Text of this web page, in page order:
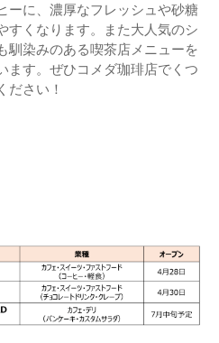
ーに、濃厚なフレッシュや砂糖
すくなります。また大人気のシ
馴染みのある喫茶店メニューを
ます。ぜひコメダ珈琲店でくつ
ださい！